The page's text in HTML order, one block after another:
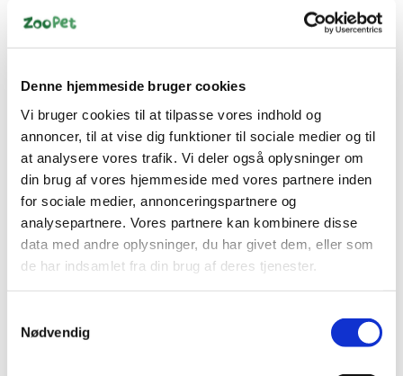
Denne hjemmeside bruger cookies
Vi bruger cookies til at tilpasse vores indhold og
annoncer, til at vise dig funktioner til sociale medier og til
at analysere vores trafik. Vi deler også oplysninger om
din brug af vores hjemmeside med vores partnere inden
for sociale medier, annonceringspartnere og
analysepartnere. Vores partnere kan kombinere disse
data med andre oplysninger, du har givet dem, eller som
de har indsamlet fra din brug af deres tjenester.
Nødvendig
5701883094852
Snack Attack Knogle
med Kiksfyld 250-300g
– Okse Aktivitetsknogle
til Hund
Standard salgspris DKK
35,00
DKK 12,50
DKK 10,00 ekskl. moms
Køb nu
KW NYHED!
742174711503
Chewllagen Tyggechips
Oksekød 5x15 cm
DKK 14,00
DKK 11,20 ekskl. moms
Køb nu
På lager